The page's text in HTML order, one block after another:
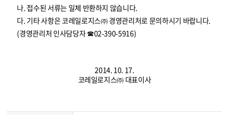
나. 접수된 서류는 일체 반환하지 않습니다.
다. 기타 사항은 코레일로지스㈜ 경영관리처로 문의하시기 바랍니다.
(경영관리처 인사담당자 ☎02-390-5916)
2014. 10. 17.
코레일로지스㈜ 대표이사